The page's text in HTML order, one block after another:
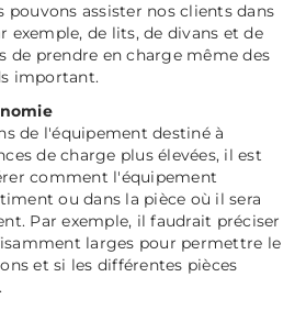
pouvons assister nos clients dans
exemple, de lits, de divans et de
de prendre en charge même des
important.
de l'équipement destiné à
de charge plus élevées, il est
comment l'équipement
ou dans la pièce où il sera
Par exemple, il faudrait préciser
larges pour permettre le
et si les différentes pièces